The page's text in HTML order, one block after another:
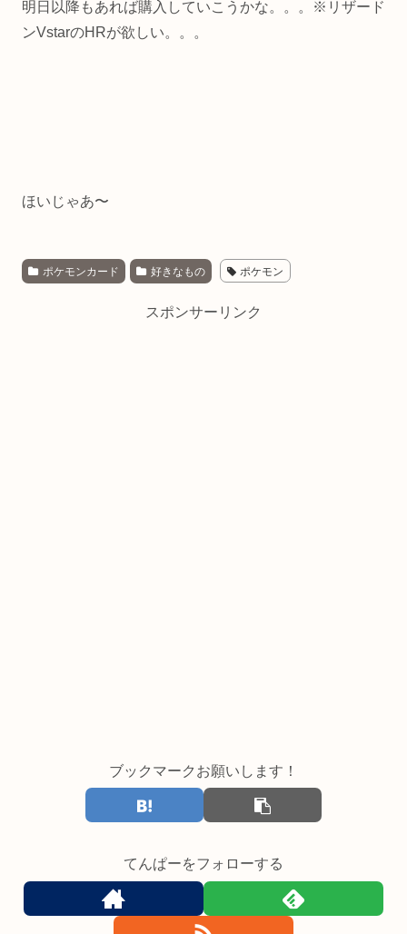
明日以降もあれば購入していこうかな。。。※リザード
ンVstarのHRが欲しい。。。
ほいじゃあ〜
ポケモンカード 好きなもの ポケモン
スポンサーリンク
ブックマークお願いします！
てんぱーをフォローする